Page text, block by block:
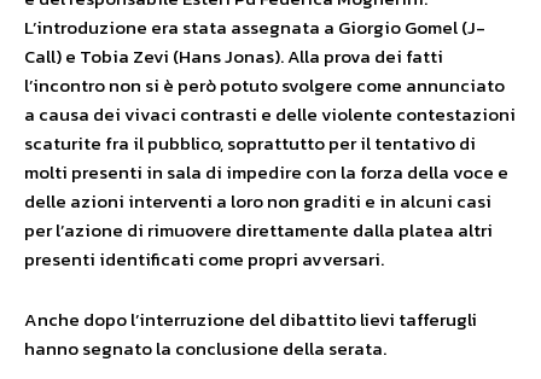
L’introduzione era stata assegnata a Giorgio Gomel (J-
Call) e Tobia Zevi (Hans Jonas). Alla prova dei fatti
l’incontro non si è però potuto svolgere come annunciato
a causa dei vivaci contrasti e delle violente contestazioni
scaturite fra il pubblico, soprattutto per il tentativo di
molti presenti in sala di impedire con la forza della voce e
delle azioni interventi a loro non graditi e in alcuni casi
per l’azione di rimuovere direttamente dalla platea altri
presenti identificati come propri avversari.
Anche dopo l’interruzione del dibattito lievi tafferugli
hanno segnato la conclusione della serata.